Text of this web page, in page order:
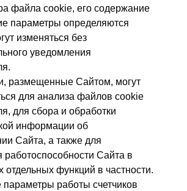
файла cookie, его содержание
параметры определяются
изменяться без
уведомления
размещенные Сайтом, могут
для анализа файлов cookie
для сбора и обработки
информации об
Сайта, а также для
работоспособности Сайта в
отдельных функций в частности.
параметры работы счетчиков